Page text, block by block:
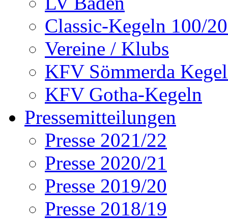
Classic-Kegeln 100/
Vereine / Klubs
KFV Sömmerda
KFV Gotha-Kegeln
Pressemitteilungen
Presse 2021/22
Presse 2020/21
Presse 2019/20
Presse 2018/19